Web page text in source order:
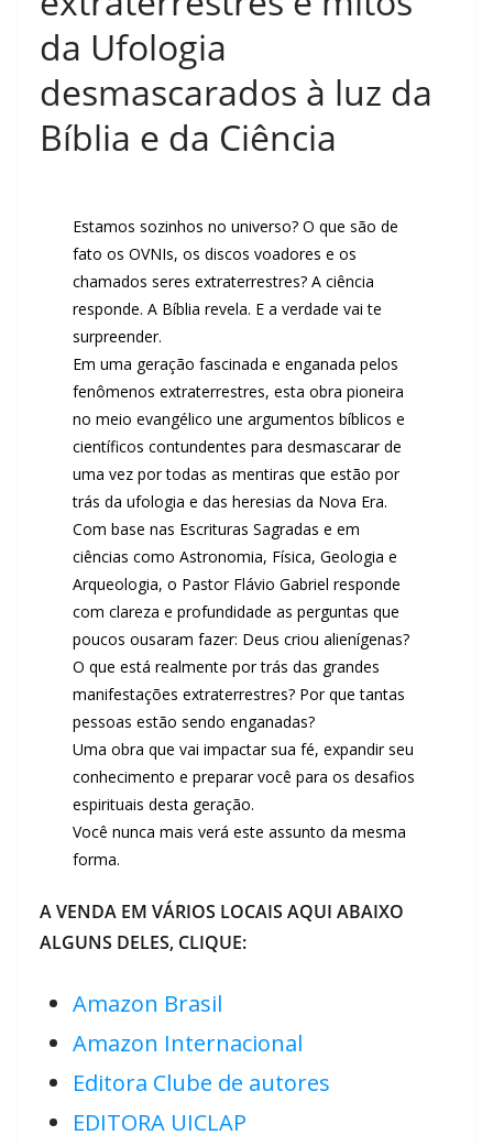
da Ufologia
desmascarados à luz da
Bíblia e da Ciência
Estamos sozinhos no universo? O que são de
fato os OVNIs, os discos voadores e os
chamados seres extraterrestres? A ciência
responde. A Bíblia revela. E a verdade vai te
surpreender.
Em uma geração fascinada e enganada pelos
fenômenos extraterrestres, esta obra pioneira
no meio evangélico une argumentos bíblicos e
científicos contundentes para desmascarar de
uma vez por todas as mentiras que estão por
trás da ufologia e das heresias da Nova Era.
Com base nas Escrituras Sagradas e em
ciências como Astronomia, Física, Geologia e
Arqueologia, o Pastor Flávio Gabriel responde
com clareza e profundidade as perguntas que
poucos ousaram fazer: Deus criou alienígenas?
O que está realmente por trás das grandes
manifestações extraterrestres? Por que tantas
pessoas estão sendo enganadas?
Uma obra que vai impactar sua fé, expandir seu
conhecimento e preparar você para os desafios
espirituais desta geração.
Você nunca mais verá este assunto da mesma
forma.
A VENDA EM VÁRIOS LOCAIS AQUI ABAIXO
ALGUNS DELES, CLIQUE:
Amazon Brasil
Amazon Internacional
Editora Clube de autores
EDITORA UICLAP